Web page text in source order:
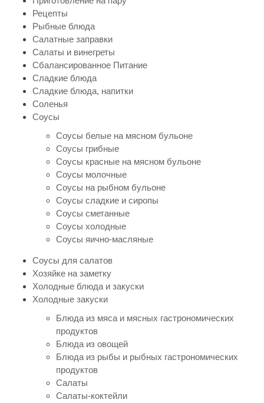
Рецепты
Рыбные блюда
Салатные заправки
Салаты и винегреты
Сбалансированное Питание
Сладкие блюда
Сладкие блюда, напитки
Соленья
Соусы
Соусы белые на мясном бульоне
Соусы грибные
Соусы красные на мясном бульоне
Соусы молочные
Соусы на рыбном бульоне
Соусы сладкие и сиропы
Соусы сметанные
Соусы холодные
Соусы яично-масляные
Соусы для салатов
Хозяйке на заметку
Холодные блюда и закуски
Холодные закуски
Блюда из мяса и мясных гастрономических
продуктов
Блюда из овощей
Блюда из рыбы и рыбных гастрономических
продуктов
Салаты
Салаты-коктейли